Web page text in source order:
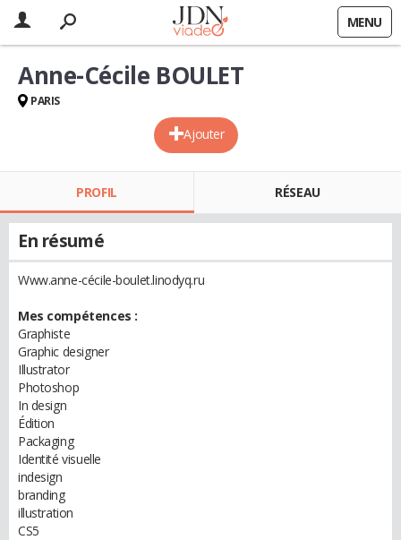
MENU
Ajouter
Anne-Cécile BOULET
PARIS
PROFIL RÉSEAU
En résumé
Www.anne-cécile-boulet.linodyq.ru
Mes compétences :
Graphiste
Graphic designer
Illustrator
Photoshop
In design
Édition
Packaging
Identité visuelle
indesign
branding
illustration
CS5